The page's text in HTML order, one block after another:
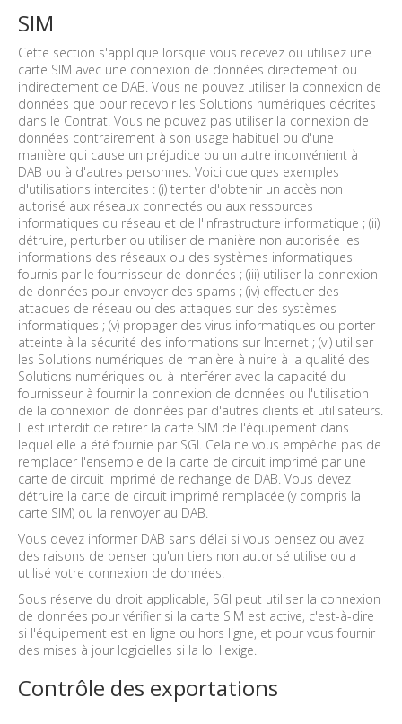
SIM
Cette section s'applique lorsque vous recevez ou utilisez une
carte SIM avec une connexion de données directement ou
indirectement de DAB. Vous ne pouvez utiliser la connexion de
données que pour recevoir les Solutions numériques décrites
dans le Contrat. Vous ne pouvez pas utiliser la connexion de
données contrairement à son usage habituel ou d'une
manière qui cause un préjudice ou un autre inconvénient à
DAB ou à d'autres personnes. Voici quelques exemples
d'utilisations interdites : (i) tenter d'obtenir un accès non
autorisé aux réseaux connectés ou aux ressources
informatiques du réseau et de l'infrastructure informatique ; (ii)
détruire, perturber ou utiliser de manière non autorisée les
informations des réseaux ou des systèmes informatiques
fournis par le fournisseur de données ; (iii) utiliser la connexion
de données pour envoyer des spams ; (iv) effectuer des
attaques de réseau ou des attaques sur des systèmes
informatiques ; (v) propager des virus informatiques ou porter
atteinte à la sécurité des informations sur Internet ; (vi) utiliser
les Solutions numériques de manière à nuire à la qualité des
Solutions numériques ou à interférer avec la capacité du
fournisseur à fournir la connexion de données ou l'utilisation
de la connexion de données par d'autres clients et utilisateurs.
Il est interdit de retirer la carte SIM de l'équipement dans
lequel elle a été fournie par SGI. Cela ne vous empêche pas de
remplacer l'ensemble de la carte de circuit imprimé par une
carte de circuit imprimé de rechange de DAB. Vous devez
détruire la carte de circuit imprimé remplacée (y compris la
carte SIM) ou la renvoyer au DAB.
Vous devez informer DAB sans délai si vous pensez ou avez
des raisons de penser qu'un tiers non autorisé utilise ou a
utilisé votre connexion de données.
Sous réserve du droit applicable, SGI peut utiliser la connexion
de données pour vérifier si la carte SIM est active, c'est-à-dire
si l'équipement est en ligne ou hors ligne, et pour vous fournir
des mises à jour logicielles si la loi l'exige.
Contrôle des exportations